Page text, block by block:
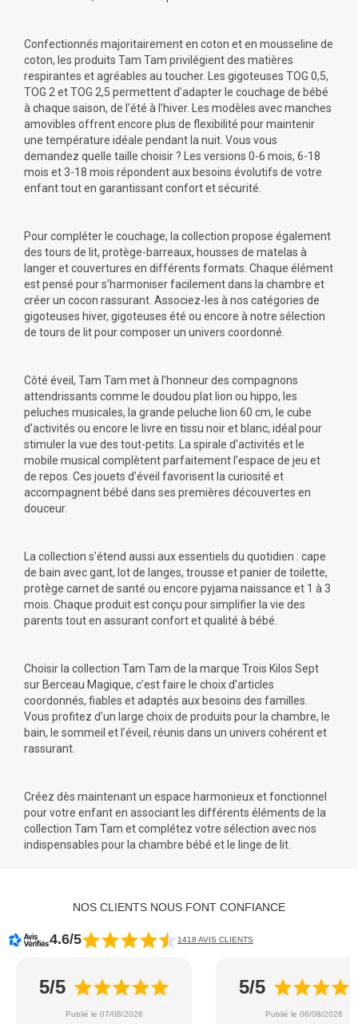
Confectionnés majoritairement en coton et en mousseline de
coton, les produits Tam Tam privilégient des matières
respirantes et agréables au toucher. Les gigoteuses TOG 0,5,
TOG 2 et TOG 2,5 permettent d’adapter le couchage de bébé
à chaque saison, de l’été à l’hiver. Les modèles avec manches
amovibles offrent encore plus de flexibilité pour maintenir
une température idéale pendant la nuit. Vous vous
demandez quelle taille choisir ? Les versions 0-6 mois, 6-18
mois et 3-18 mois répondent aux besoins évolutifs de votre
enfant tout en garantissant confort et sécurité.
Pour compléter le couchage, la collection propose également
des tours de lit, protège-barreaux, housses de matelas à
langer et couvertures en différents formats. Chaque élément
est pensé pour s’harmoniser facilement dans la chambre et
créer un cocon rassurant. Associez-les à nos catégories de
gigoteuses hiver, gigoteuses été ou encore à notre sélection
de tours de lit pour composer un univers coordonné.
Côté éveil, Tam Tam met à l’honneur des compagnons
attendrissants comme le doudou plat lion ou hippo, les
peluches musicales, la grande peluche lion 60 cm, le cube
d’activités ou encore le livre en tissu noir et blanc, idéal pour
stimuler la vue des tout-petits. La spirale d’activités et le
mobile musical complètent parfaitement l’espace de jeu et
de repos. Ces jouets d’éveil favorisent la curiosité et
accompagnent bébé dans ses premières découvertes en
douceur.
La collection s’étend aussi aux essentiels du quotidien : cape
de bain avec gant, lot de langes, trousse et panier de toilette,
protège carnet de santé ou encore pyjama naissance et 1 à 3
mois. Chaque produit est conçu pour simplifier la vie des
parents tout en assurant confort et qualité à bébé.
Choisir la collection Tam Tam de la marque Trois Kilos Sept
sur Berceau Magique, c’est faire le choix d’articles
coordonnés, fiables et adaptés aux besoins des familles.
Vous profitez d’un large choix de produits pour la chambre, le
bain, le sommeil et l’éveil, réunis dans un univers cohérent et
rassurant.
Créez dès maintenant un espace harmonieux et fonctionnel
pour votre enfant en associant les différents éléments de la
collection Tam Tam et complétez votre sélection avec nos
indispensables pour la chambre bébé et le linge de lit.
NOS CLIENTS NOUS FONT CONFIANCE
4.6/5 1418 AVIS CLIENTS
5/5
Publié le 07/08/2026
5/5
Publié le 06/08/2026